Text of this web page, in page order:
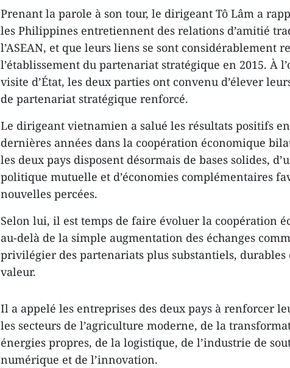
Prenant la parole à son tour, le dirigeant Tô Lâm a
les Philippines entretiennent des relations d’amitié
l’ASEAN, et que leurs liens se sont considérablement
l’établissement du partenariat stratégique en 2015. À
visite d’État, les deux parties ont convenu d’élever
de partenariat stratégique renforcé.
Le dirigeant vietnamien a salué les résultats positifs
dernières années dans la coopération économique
les deux pays disposent désormais de bases solides,
politique mutuelle et d’économies complémentaires
nouvelles percées.
Selon lui, il est temps de faire évoluer la coopération
au-delà de la simple augmentation des échanges
privilégier des partenariats plus substantiels, durables
valeur.
Il a appelé les entreprises des deux pays à renforcer
les secteurs de l’agriculture moderne, de la
énergies propres, de la logistique, de l’industrie de
numérique et de l’innovation.